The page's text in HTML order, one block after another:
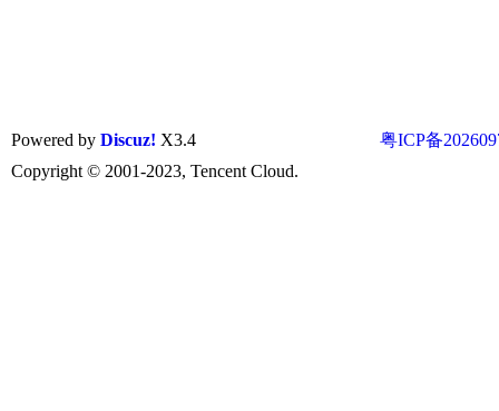
粤ICP备
Powered by Discuz! X3.4
Copyright © 2001-2023, Tencent Cloud.